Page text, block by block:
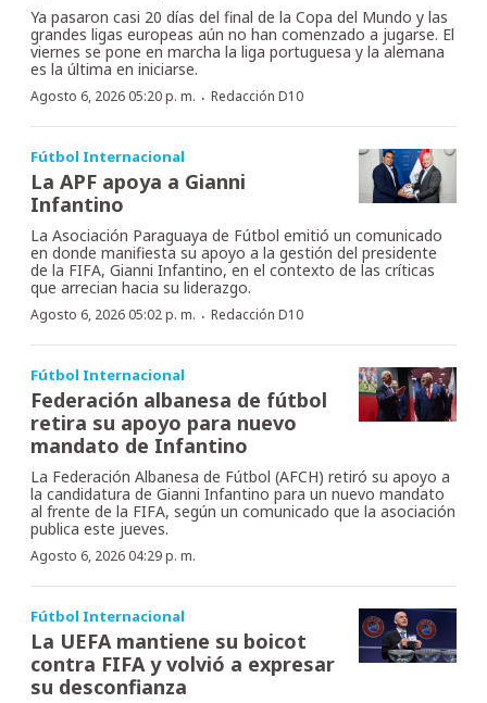
Ya pasaron casi 20 días del final de la Copa del Mundo y las
grandes ligas europeas aún no han comenzado a jugarse. El
viernes se pone en marcha la liga portuguesa y la alemana
es la última en iniciarse.
Agosto 6, 2026 05:20 p. m. · Redacción D10
Fútbol Internacional
La APF apoya a Gianni
Infantino
La Asociación Paraguaya de Fútbol emitió un comunicado
en donde manifiesta su apoyo a la gestión del presidente
de la FIFA, Gianni Infantino, en el contexto de las críticas
que arrecian hacia su liderazgo.
Agosto 6, 2026 05:02 p. m. · Redacción D10
Fútbol Internacional
Federación albanesa de fútbol
retira su apoyo para nuevo
mandato de Infantino
La Federación Albanesa de Fútbol (AFCH) retiró su apoyo a
la candidatura de Gianni Infantino para un nuevo mandato
al frente de la FIFA, según un comunicado que la asociación
publica este jueves.
Agosto 6, 2026 04:29 p. m.
Fútbol Internacional
La UEFA mantiene su boicot
contra FIFA y volvió a expresar
su desconfianza